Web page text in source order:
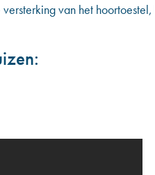
van het